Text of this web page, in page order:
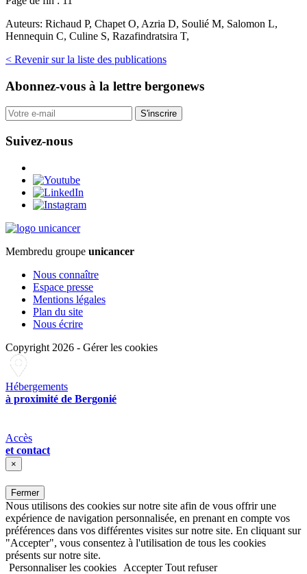
Auteurs: Richaud P, Chapet O, Azria D, Soulié M, Salomon L,
Hennequin C, Culine S, Razafindratsira T,
< Revenir sur la liste des publications
Abonnez-vous à la lettre bergonews
S'inscrire
Suivez-nous
Membredu groupe unicancer
Nous connaître
Espace presse
Mentions légales
Plan du site
Nous écrire
Copyright 2026 - Gérer les cookies
Hébergements
à proximité de Bergonié
Accès
et contact
×
Fermer
Nous utilisons des cookies sur notre site afin de vous offrir une
expérience de navigation personnalisée, en prenant en compte vos
préférences dans vos différentes visites sur notre site. En cliquant sur
"Accepter", vous consentez à l'utilisation de tous les cookies
présents sur notre site.
Personnaliser les cookies
Accepter Tout refuser